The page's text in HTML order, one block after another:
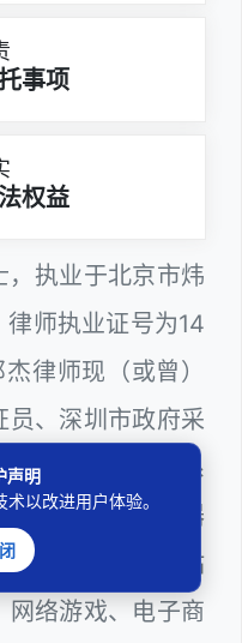
事项
权益
，执业于北京市炜
师执业证号为14
律师现（或曾）
员、深圳市政府采
深圳市某区政府系
发和 WEB服务器
网络安全员和网站
网络游戏、电子商
声明
以改进用户体验。